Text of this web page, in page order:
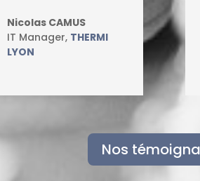
Nicolas CAMUS
IT Manager, THERMI
LYON
Nos